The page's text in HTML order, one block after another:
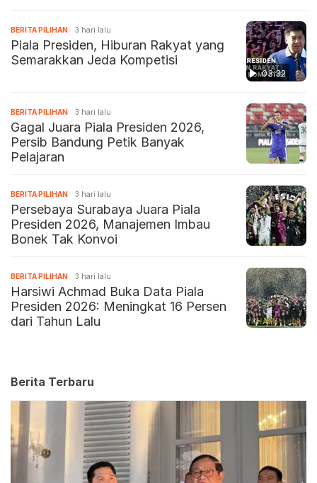
03:32
BERITA PILIHAN 3 hari lalu
Piala Presiden, Hiburan Rakyat yang
Semarakkan Jeda Kompetisi
BERITA PILIHAN 3 hari lalu
Gagal Juara Piala Presiden 2026,
Persib Bandung Petik Banyak
Pelajaran
BERITA PILIHAN 3 hari lalu
Persebaya Surabaya Juara Piala
Presiden 2026, Manajemen Imbau
Bonek Tak Konvoi
BERITA PILIHAN 3 hari lalu
Harsiwi Achmad Buka Data Piala
Presiden 2026: Meningkat 16 Persen
dari Tahun Lalu
Berita Terbaru